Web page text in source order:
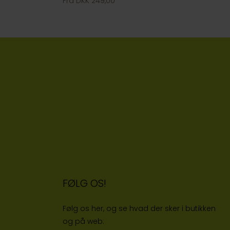
FØLG OS!
Følg os her, og se hvad der sker i butikken
og på web: